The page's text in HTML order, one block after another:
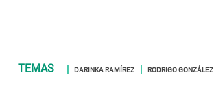
DARINKA RAMÍREZ RODRIGO GONZÁLEZ